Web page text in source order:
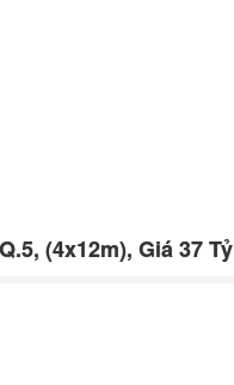
(4x12m), Giá 37 Tỷ